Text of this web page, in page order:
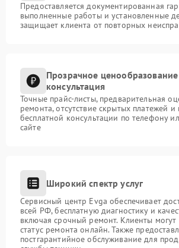
Предоставляется документированная
выполненные работы и установленные
защищает клиента от повторных
Прозрачное
консультация
Точные прайс-листы, предварительная
ремонта, отсутствие скрытых платежей и
бесплатной консультации по телефону
сайте
Широкий спектр услуг
Сервисный центр Evga обеспечивает
всей РФ, бесплатную диагностику и
включая срочный ремонт. Клиенты могут
статус ремонта онлайн. Также
постгарантийное обслуживание для